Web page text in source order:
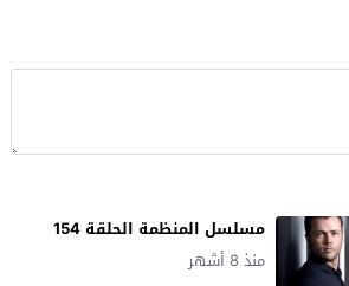
مسلسل المنظمة الحلقة 154
منذ 8 أشهر